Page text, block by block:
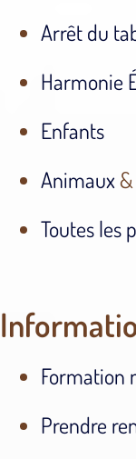
Arrêt du
Harmonie
Enfants
Animaux&
Toutes les
Formation
Prendre